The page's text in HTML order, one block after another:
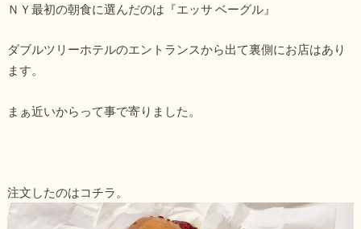
ＮＹ最初の朝食に選んだのは『エッサ ベーグル』
ダブルツリーホテルのエントランスから出て裏側にお店はあり
ます。
まぁ近いからって事で寄りました。
注文したのはコチラ。